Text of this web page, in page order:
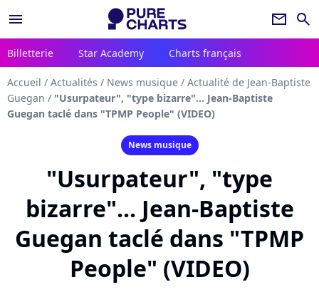
menu newsletter search
Billetterie Star Academy Charts français
Accueil / Actualités / News musique / Actualité de Jean-Baptiste
Guegan / "Usurpateur", "type bizarre"... Jean-Baptiste
Guegan taclé dans "TPMP People" (VIDEO)
News musique
"Usurpateur", "type
bizarre"... Jean-Baptiste
Guegan taclé dans "TPMP
People" (VIDEO)